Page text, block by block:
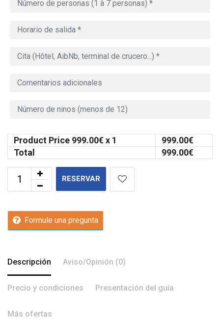
Product Price 999.00€ x 1 999.00€
Total
999.00€
RESERVAR
Formule una pregunta
Descripción Aviso/Opinión (0)
Precio y condiciones Presentación del guía
Más ofertas